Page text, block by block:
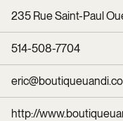
235 Rue Saint-Paul
514-508-7704
http://